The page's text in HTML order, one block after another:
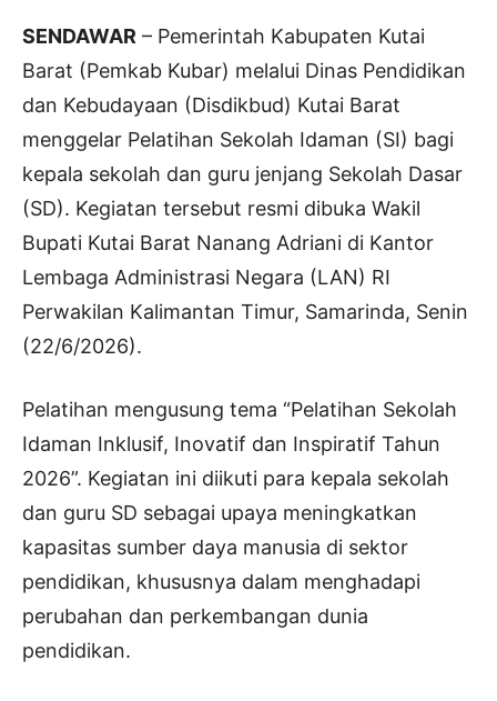
SENDAWAR – Pemerintah Kabupaten Kutai
Barat (Pemkab Kubar) melalui Dinas Pendidikan
dan Kebudayaan (Disdikbud) Kutai Barat
menggelar Pelatihan Sekolah Idaman (SI) bagi
kepala sekolah dan guru jenjang Sekolah Dasar
(SD). Kegiatan tersebut resmi dibuka Wakil
Bupati Kutai Barat Nanang Adriani di Kantor
Lembaga Administrasi Negara (LAN) RI
Perwakilan Kalimantan Timur, Samarinda, Senin
(22/6/2026).
Pelatihan mengusung tema “Pelatihan Sekolah
Idaman Inklusif, Inovatif dan Inspiratif Tahun
2026”. Kegiatan ini diikuti para kepala sekolah
dan guru SD sebagai upaya meningkatkan
kapasitas sumber daya manusia di sektor
pendidikan, khususnya dalam menghadapi
perubahan dan perkembangan dunia
pendidikan.